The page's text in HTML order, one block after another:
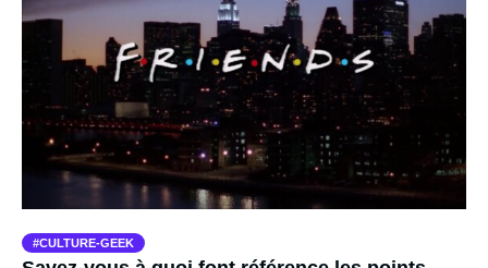
CULTURE-GEEK